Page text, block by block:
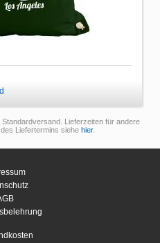
Lieferzeiten für andere
Liefertermins siehe hier.